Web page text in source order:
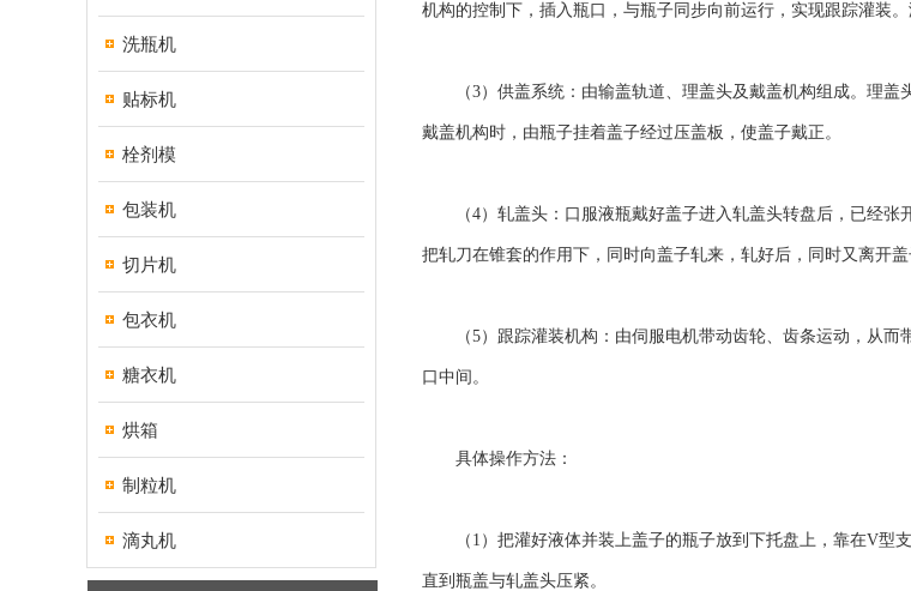
洗瓶机
贴标机
栓剂模
包装机
切片机
包衣机
糖衣机
烘箱
制粒机
滴丸机
机构的控制下，插入瓶口，与瓶子同步向前运行，实现跟踪灌装
（3）供盖系统：由输盖轨道、理盖头及戴盖机构组成。理盖
戴盖机构时，由瓶子挂着盖子经过压盖板，使盖子戴正。
（4）轧盖头：口服液瓶戴好盖子进入轧盖头转盘后，已经张
把轧刀在锥套的作用下，同时向盖子轧来，轧好后，同时又离开盖
（5）跟踪灌装机构：由伺服电机带动齿轮、齿条运动，从而
口中间。
具体操作方法：
（1）把灌好液体并装上盖子的瓶子放到下托盘上，靠在V型支
直到瓶盖与轧盖头压紧。